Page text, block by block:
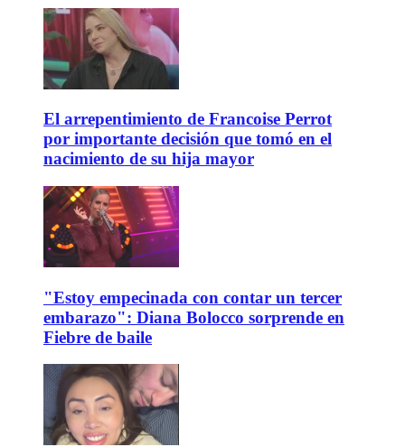
El arrepentimiento de Francoise Perrot
por importante decisión que tomó en el
nacimiento de su hija mayor
"Estoy empecinada con contar un tercer
embarazo": Diana Bolocco sorprende en
Fiebre de baile